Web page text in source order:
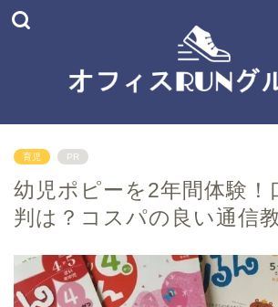
育児 PR
幼児ポピーを2年間体験！
判は？コスパの良い通信